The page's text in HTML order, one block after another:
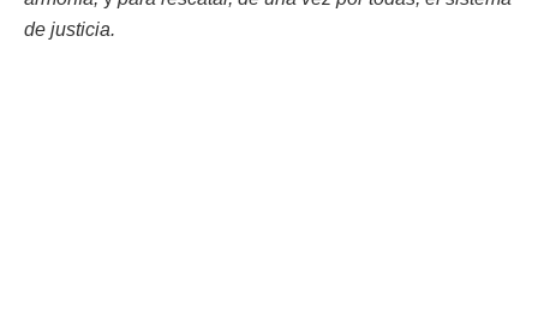
de justicia.